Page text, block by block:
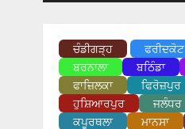
ਚੰਡੀਗੜ੍ਹ ਫਰੀਦਕੋਟ
ਬਰਨਾਲਾ
ਬਠਿੰਡਾ
ਫਾਜ਼ਿਲਕਾ
ਫਿਰੋਜ਼ਪੁਰ
ਹੁਸ਼ਿਆਰਪੁਰ
ਜਲੰਧਰ
ਕਪੂਰਥਲਾ
ਮਾਨਸਾ